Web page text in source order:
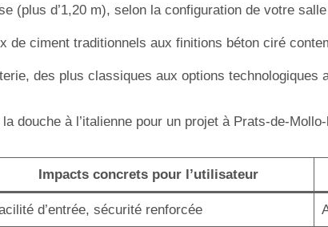
(plus d’1,20 m), selon la configuration de votre
de ciment traditionnels aux finitions béton ciré
des plus classiques aux options technologiques
douche à l’italienne pour un projet à Prats-de-
Impacts concrets pour l’utilisateur
d’entrée, sécurité renforcée